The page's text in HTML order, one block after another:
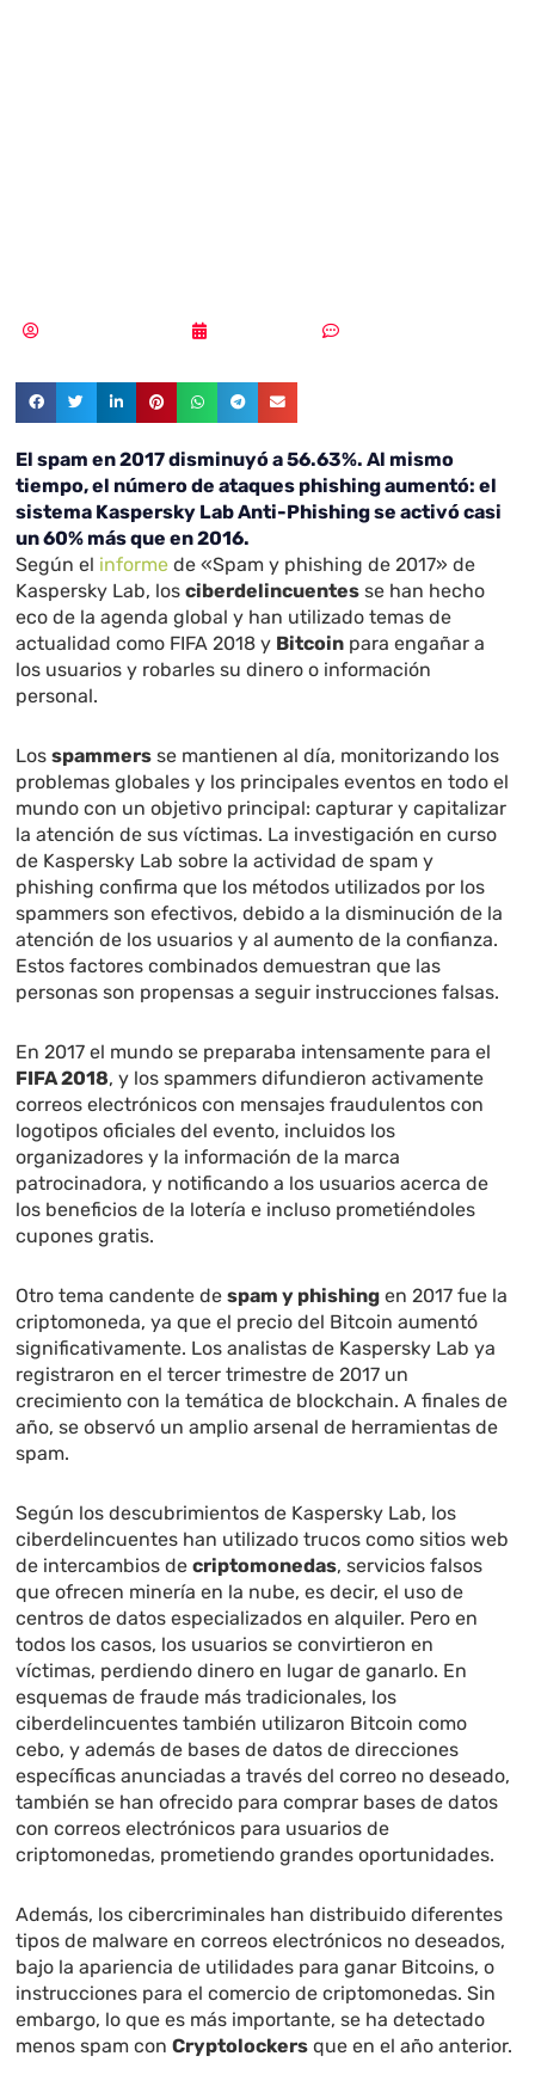
El spam en 2017 disminuyó a 56.63%. Al mismo
tiempo, el número de ataques phishing aumentó: el
sistema Kaspersky Lab Anti-Phishing se activó casi
un 60% más que en 2016.
Según el informe de «Spam y phishing de 2017» de
Kaspersky Lab, losciberdelincuentes se han hecho
eco de la agenda global y han utilizado temas de
actualidad como FIFA 2018 y Bitcoin para engañar a
los usuarios y robarles su dinero o información
personal.
Losspammers se mantienen al día, monitorizando los
problemas globales y los principales eventos en todo el
mundo con un objetivo principal: capturar y capitalizar
la atención de sus víctimas. La investigación en curso
de Kaspersky Lab sobre la actividad de spam y
phishing confirma que los métodos utilizados por los
spammers son efectivos, debido a la disminución de la
atención de los usuarios y al aumento de la confianza.
Estos factores combinados demuestran que las
personas son propensas a seguir instrucciones falsas.
En 2017 el mundo se preparaba intensamente para el
FIFA 2018, y los spammers difundieron activamente
correos electrónicos con mensajes fraudulentos con
logotipos oficiales del evento, incluidos los
organizadores y la información de la marca
patrocinadora, y notificando a los usuarios acerca de
los beneficios de la lotería e incluso prometiéndoles
cupones gratis.
Otro tema candente despam y phishing en 2017 fue la
criptomoneda, ya que el precio del Bitcoin aumentó
significativamente. Los analistas de Kaspersky Lab ya
registraron en el tercer trimestre de 2017 un
crecimiento con la temática de blockchain. A finales de
año, se observó un amplio arsenal de herramientas de
spam.
Según los descubrimientos de Kaspersky Lab, los
ciberdelincuentes han utilizado trucos como sitios web
de intercambios decriptomonedas, servicios falsos
que ofrecen minería en la nube, es decir, el uso de
centros de datos especializados en alquiler. Pero en
todos los casos, los usuarios se convirtieron en
víctimas, perdiendo dinero en lugar de ganarlo. En
esquemas de fraude más tradicionales, los
ciberdelincuentes también utilizaron Bitcoin como
cebo, y además de bases de datos de direcciones
específicas anunciadas a través del correo no deseado,
también se han ofrecido para comprar bases de datos
con correos electrónicos para usuarios de
criptomonedas, prometiendo grandes oportunidades.
Además, los cibercriminales han distribuido diferentes
tipos de malware en correos electrónicos no deseados,
bajo la apariencia de utilidades para ganar Bitcoins, o
instrucciones para el comercio de criptomonedas. Sin
embargo, lo que es más importante, se ha detectado
menos spam conCryptolockers que en el año anterior.